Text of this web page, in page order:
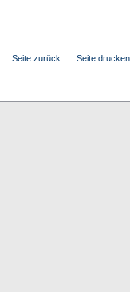
Seite zurück Seite drucken